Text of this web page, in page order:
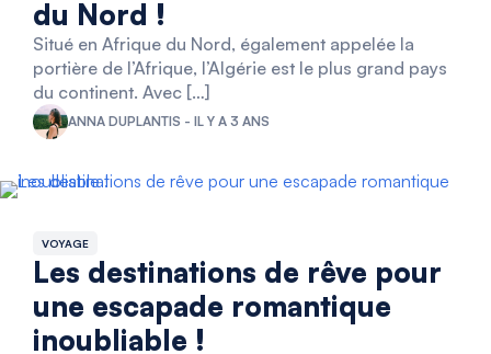
du Nord !
Situé en Afrique du Nord, également appelée la
portière de l’Afrique, l’Algérie est le plus grand pays
du continent. Avec […]
ANNA DUPLANTIS - IL Y A 3 ANS
VOYAGE
Les destinations de rêve pour
une escapade romantique
inoubliable !